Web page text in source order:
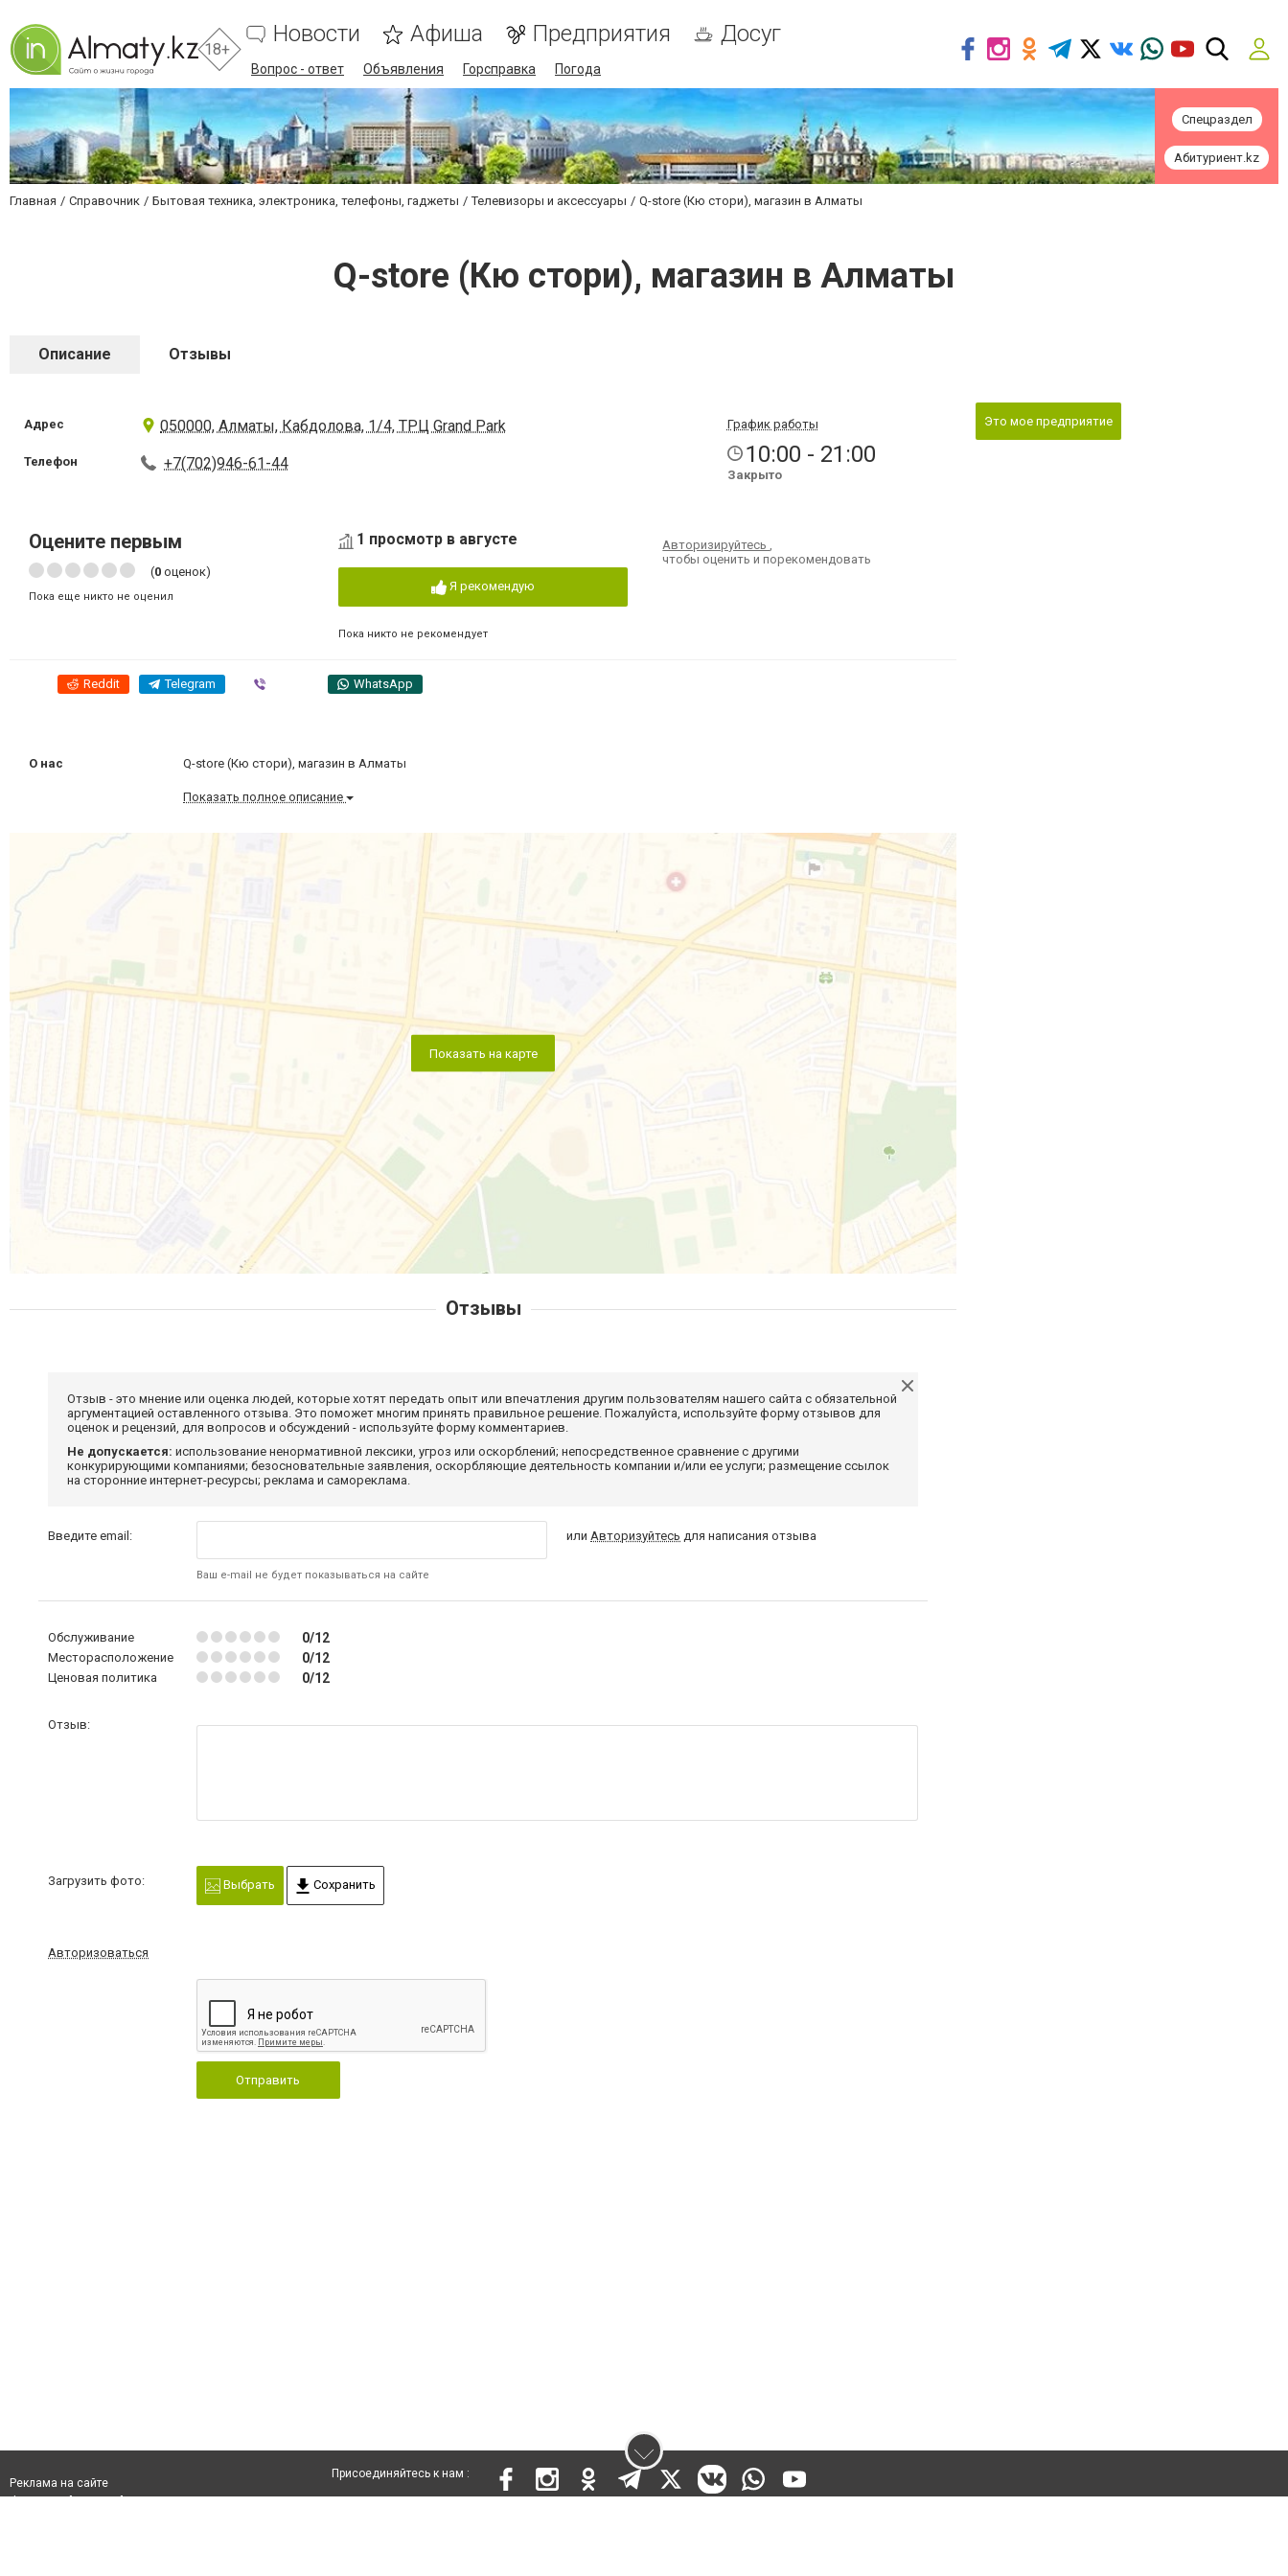
18+
Новости Афиша Предприятия Досуг
Вопрос - ответ Объявления Горсправка Погода
Спецраздел
Абитуриент.kz
Главная Справочник Бытовая техника, электроника, телефоны, гаджеты Телевизоры и аксессуары Q-store (Кю стори), магазин в Алматы
Q-store (Кю стори), магазин в Алматы
Описание Отзывы
Адрес 050000, Алматы, Кабдолова, 1/4, ТРЦ Grand Park
Телефон +7(702)946-61-44
График работы
10:00 - 21:00
Закрыто
Оцените первым
(0 оценок)
Пока еще никто не оценил
1 просмотр в августе
Я рекомендую
Пока никто не рекомендует
Авторизируйтесь,
чтобы оценить и порекомендовать
Reddit Telegram WhatsApp
О нас Q-store (Кю стори), магазин в Алматы
Показать полное описание
Показать на карте
Это мое предприятие
Отзывы
Отзыв - это мнение или оценка людей, которые хотят передать опыт или впечатления другим пользователям нашего сайта с обязательной
аргументацией оставленного отзыва. Это поможет многим принять правильное решение. Пожалуйста, используйте форму отзывов для
оценок и рецензий, для вопросов и обсуждений - используйте форму комментариев.
Не допускается: использование ненормативной лексики, угроз или оскорблений; непосредственное сравнение с другими
конкурирующими компаниями; безосновательные заявления, оскорбляющие деятельность компании и/или ее услуги; размещение ссылок
на сторонние интернет-ресурсы; реклама и самореклама.
Введите email:
Ваш e-mail не будет показываться на сайте
илиАвторизуйтесь для написания отзыва
Обслуживание 0/12
Месторасположение 0/12
Ценовая политика 0/12
Отзыв:
Загрузить фото: Выбрать Сохранить
Авторизоваться
Отправить
Реклама на сайте
Присоединяйтесь к нам :